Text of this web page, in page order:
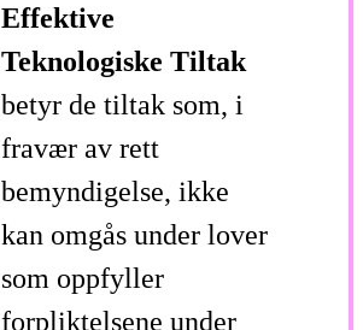
Effektive
Teknologiske Tiltak
betyr de tiltak som, i
fravær av rett
bemyndigelse, ikke
kan omgås under lover
som oppfyller
forpliktelsene under